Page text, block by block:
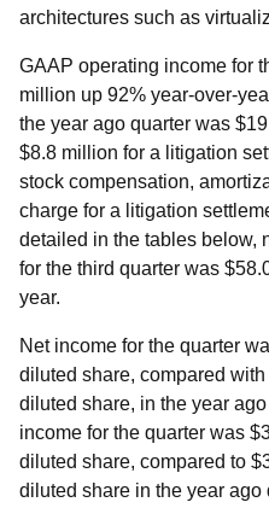
architectures such as
GAAP operating income for
million up 92% year-over-
the year ago quarter was
$8.8 million for a litigation
stock compensation,
charge for a litigation
detailed in the tables below,
for the third quarter was
year.
Net income for the quarter
diluted share, compared
diluted share, in the year
income for the quarter was
diluted share, compared to
diluted share in the year ago